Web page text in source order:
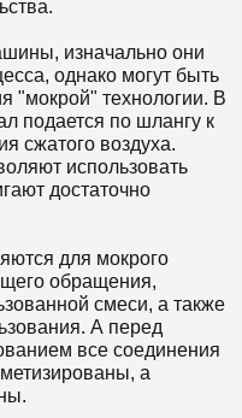
изначально они
однако могут быть
"мокрой" технологии. В
подается по шлангу к
сжатого воздуха.
использовать
достаточно
для мокрого
обращения,
смеси, а также
А перед
все соединения
а